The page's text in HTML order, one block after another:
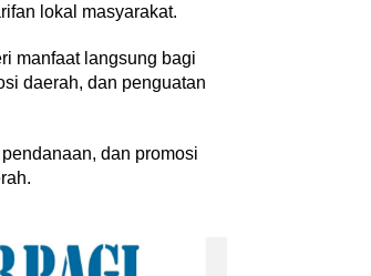
lokal masyarakat.
manfaat langsung bagi
daerah, dan penguatan
dan promosi
Kemerdekaan dan Maknanya